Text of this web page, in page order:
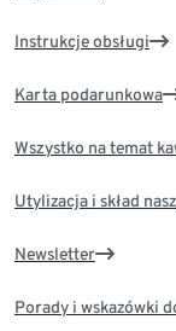
Instrukcje obsługi
Karta podarunkowa
Wszystko na temat
Utylizacja i skład
Newsletter
Porady i wskazówki